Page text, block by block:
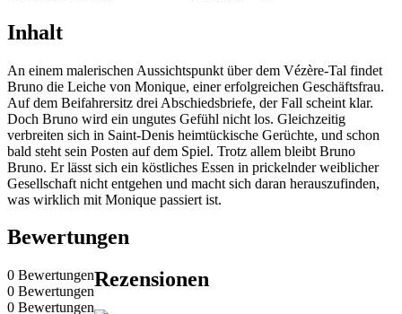
Inhalt
An einem malerischen Aussichtspunkt über dem Vézère-Tal findet
Bruno die Leiche von Monique, einer erfolgreichen Geschäftsfrau.
Auf dem Beifahrersitz drei Abschiedsbriefe, der Fall scheint klar.
Doch Bruno wird ein ungutes Gefühl nicht los. Gleichzeitig
verbreiten sich in Saint-Denis heimtückische Gerüchte, und schon
bald steht sein Posten auf dem Spiel. Trotz allem bleibt Bruno
Bruno. Er lässt sich ein köstliches Essen in prickelnder weiblicher
Gesellschaft nicht entgehen und macht sich daran herauszufinden,
was wirklich mit Monique passiert ist.
Bewertungen
0 Bewertungen
0 Bewertungen
0 Bewertungen
Rezensionen